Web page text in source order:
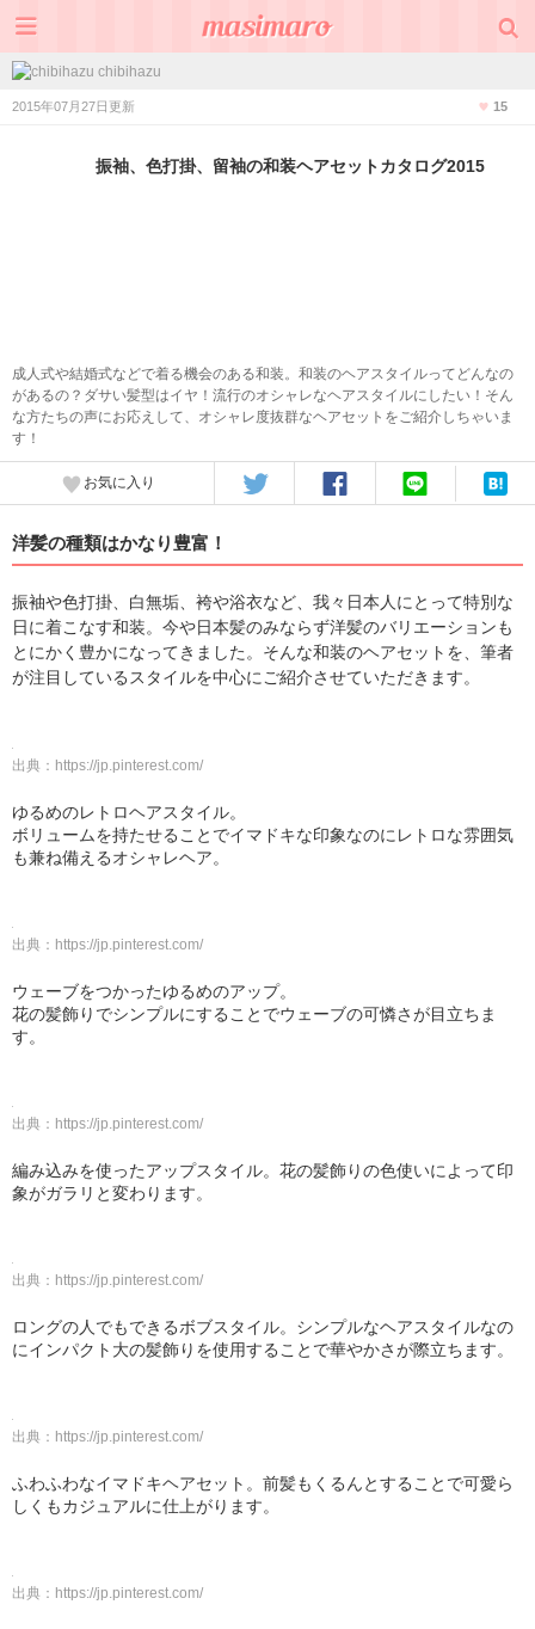
chibihazu
2015年07月27日更新 15
振袖、色打掛、留袖の和装ヘアセットカタログ2015
成人式や結婚式などで着る機会のある和装。和装のヘアスタイルってどんなの
があるの？ダサい髪型はイヤ！流行のオシャレなヘアスタイルにしたい！そん
な方たちの声にお応えして、オシャレ度抜群なヘアセットをご紹介しちゃいま
す！
お気に入り
洋髪の種類はかなり豊富！
振袖や色打掛、白無垢、袴や浴衣など、我々日本人にとって特別な
日に着こなす和装。今や日本髪のみならず洋髪のバリエーションも
とにかく豊かになってきました。そんな和装のヘアセットを、筆者
が注目しているスタイルを中心にご紹介させていただきます。
出典： https://jp.pinterest.com/
ゆるめのレトロヘアスタイル。
ボリュームを持たせることでイマドキな印象なのにレトロな雰囲気
も兼ね備えるオシャレヘア。
出典： https://jp.pinterest.com/
ウェーブをつかったゆるめのアップ。
花の髪飾りでシンプルにすることでウェーブの可憐さが目立ちま
す。
出典： https://jp.pinterest.com/
編み込みを使ったアップスタイル。花の髪飾りの色使いによって印
象がガラリと変わります。
出典： https://jp.pinterest.com/
ロングの人でもできるボブスタイル。シンプルなヘアスタイルなの
にインパクト大の髪飾りを使用することで華やかさが際立ちます。
出典： https://jp.pinterest.com/
ふわふわなイマドキヘアセット。前髪もくるんとすることで可愛ら
しくもカジュアルに仕上がります。
出典： https://jp.pinterest.com/